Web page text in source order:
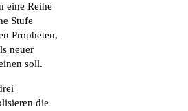
eine Reihe
Stufe
Propheten,
neuer
soll.
die